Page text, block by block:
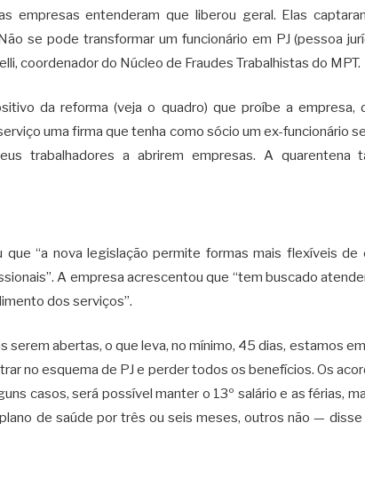
empresas entenderam que liberou geral. Elas
se pode transformar um funcionário em PJ (pessoa
coordenador do Núcleo de Fraudes Trabalhistas do MPT.
da reforma (veja o quadro) que proíbe a empresa,
uma firma que tenha como sócio um ex-funcionário
trabalhadores a abrirem empresas. A quarentena
que “a nova legislação permite formas mais flexíveis
A empresa acrescentou que “tem buscado
dos serviços”.
abertas, o que leva, no mínimo, 45 dias, estamos
no esquema de PJ e perder todos os benefícios. Os
casos, será possível manter o 13º salário e as férias,
de saúde por três ou seis meses, outros não — disse